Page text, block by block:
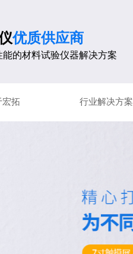
优质供应商
的材料试验仪器解决方案
宏拓 行业解决方案